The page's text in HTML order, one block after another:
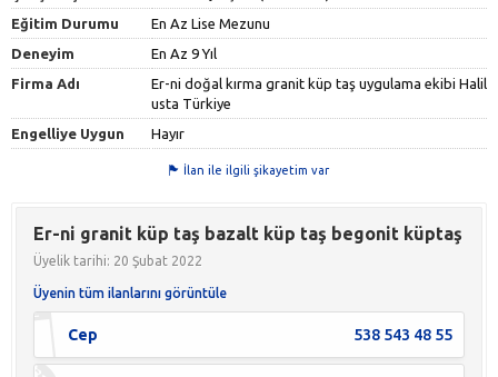
Eğitim Durumu
En Az Lise Mezunu
Deneyim
En Az 9 Yıl
Firma Adı
Er-ni doğal kırma granit küp taş uygulama ekibi Halil
usta Türkiye
Engelliye Uygun
Hayır
İlan ile ilgili şikayetim var
Er-ni granit küp taş bazalt küp taş begonit küptaş
Üyelik tarihi: 20 Şubat 2022
Üyenin tüm ilanlarını görüntüle
Cep 538 543 48 55